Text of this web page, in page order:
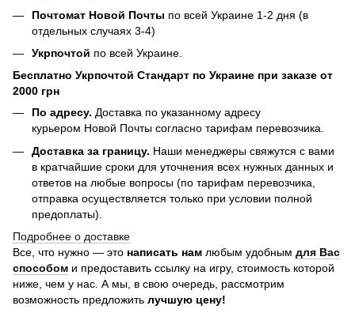
Почтомат Новой Почты по всей Украине 1-2 дня (в
отдельных случаях 3-4)
Укрпочтой по всей Украине.
Бесплатно Укрпочтой Стандарт по Украине при заказе от
2000 грн
По адресу. Доставка по указанному адресу
курьером Новой Почты согласно тарифам перевозчика.
Доставка за границу. Наши менеджеры свяжутся с вами
в кратчайшие сроки для уточнения всех нужных данных и
ответов на любые вопросы (по тарифам перевозчика,
отправка осуществляется только при условии полной
предоплаты).
Подробнее о доставке
Все, что нужно — это написать нам любым удобным для Вас
способом и предоставить ссылку на игру, стоимость которой
ниже, чем у нас. А мы, в свою очередь, рассмотрим
возможность предложить лучшую цену!